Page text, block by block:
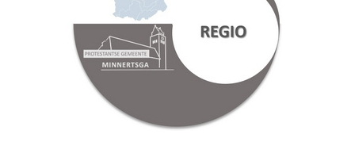
CONTACT |